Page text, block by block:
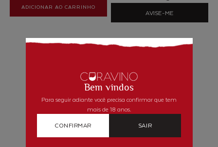
Bem vindos
Para seguir adiante você precisa confirmar que tem
mais de 18 anos.
CONFIRMAR
SAIR
ADICIONAR AO CARRINHO
AVISE-ME